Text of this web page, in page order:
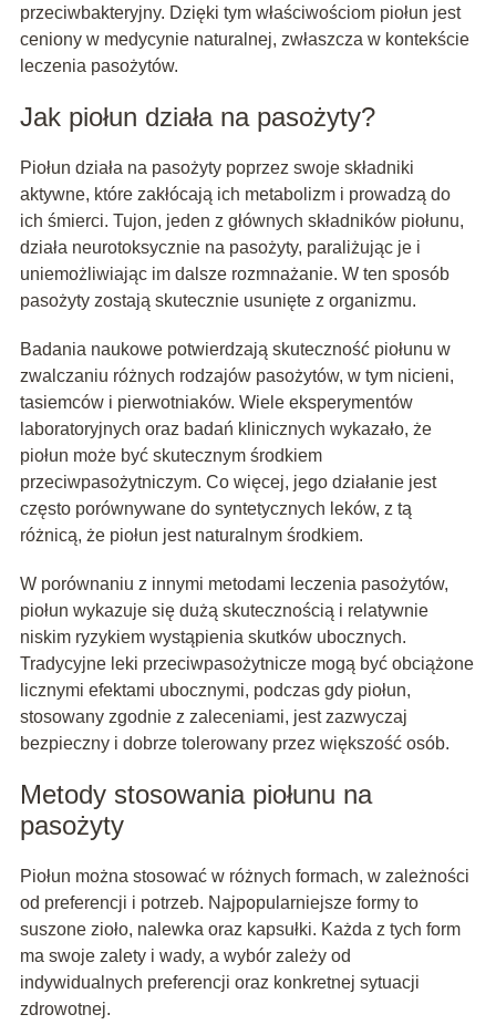
przeciwbakteryjny. Dzięki tym właściwościom piołun jest
ceniony w medycynie naturalnej, zwłaszcza w kontekście
leczenia pasożytów.
Jak piołun działa na pasożyty?
Piołun działa na pasożyty poprzez swoje składniki
aktywne, które zakłócają ich metabolizm i prowadzą do
ich śmierci. Tujon, jeden z głównych składników piołunu,
działa neurotoksycznie na pasożyty, paraliżując je i
uniemożliwiając im dalsze rozmnażanie. W ten sposób
pasożyty zostają skutecznie usunięte z organizmu.
Badania naukowe potwierdzają skuteczność piołunu w
zwalczaniu różnych rodzajów pasożytów, w tym nicieni,
tasiemców i pierwotniaków. Wiele eksperymentów
laboratoryjnych oraz badań klinicznych wykazało, że
piołun może być skutecznym środkiem
przeciwpasożytniczym. Co więcej, jego działanie jest
często porównywane do syntetycznych leków, z tą
różnicą, że piołun jest naturalnym środkiem.
W porównaniu z innymi metodami leczenia pasożytów,
piołun wykazuje się dużą skutecznością i relatywnie
niskim ryzykiem wystąpienia skutków ubocznych.
Tradycyjne leki przeciwpasożytnicze mogą być obciążone
licznymi efektami ubocznymi, podczas gdy piołun,
stosowany zgodnie z zaleceniami, jest zazwyczaj
bezpieczny i dobrze tolerowany przez większość osób.
Metody stosowania piołunu na
pasożyty
Piołun można stosować w różnych formach, w zależności
od preferencji i potrzeb. Najpopularniejsze formy to
suszone zioło, nalewka oraz kapsułki. Każda z tych form
ma swoje zalety i wady, a wybór zależy od
indywidualnych preferencji oraz konkretnej sytuacji
zdrowotnej.